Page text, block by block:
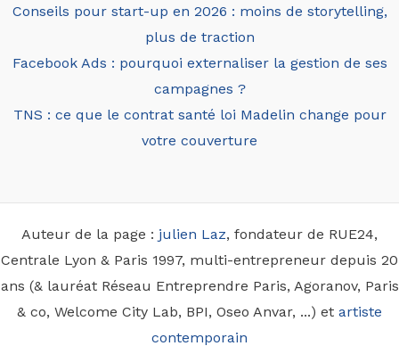
Conseils pour start-up en 2026 : moins de storytelling,
plus de traction
Facebook Ads : pourquoi externaliser la gestion de ses
campagnes ?
TNS : ce que le contrat santé loi Madelin change pour
votre couverture
Auteur de la page : julien Laz, fondateur de RUE24,
Centrale Lyon & Paris 1997, multi-entrepreneur depuis 20
ans (& lauréat Réseau Entreprendre Paris, Agoranov, Paris
& co, Welcome City Lab, BPI, Oseo Anvar, ...) et artiste
contemporain